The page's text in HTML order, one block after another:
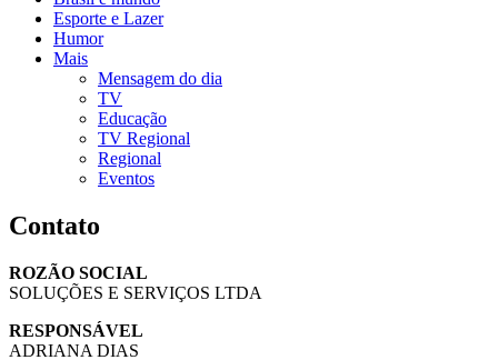
Esporte e Lazer
Humor
Mais
Mensagem do dia
TV
Educação
TV Regional
Regional
Eventos
Contato
ROZÃO SOCIAL
SOLUÇÕES E SERVIÇOS LTDA
RESPONSÁVEL
ADRIANA DIAS